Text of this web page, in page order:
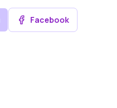
Facebook